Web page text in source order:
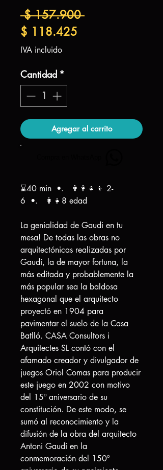
$ 157.900 Precio
$ 118.425
IVA incluido
Cantidad *
Agregar al carrito
⌛40 min •. 👨‍👩‍👧‍👦 2-
6 •. 👩‍👧8 edad
La genialidad de Gaudi en tu
mesa! De todas las obras no
arquitectónicas realizadas por
Gaudí, la de mayor fortuna, la
más editada y probablemente la
más popular sea la baldosa
hexagonal que el arquitecto
proyectó en 1904 para
pavimentar el suelo de la Casa
Batlló. CASA Consultors i
Arquitectes SL contó con el
afamado creador y divulgador de
juegos Oriol Comas para producir
este juego en 2002 con motivo
del 15º aniversario de su
constitución. De este modo, se
sumó al reconocimiento y la
difusión de la obra del arquitecto
Antoni Gaudí en la
conmemoración del 150º